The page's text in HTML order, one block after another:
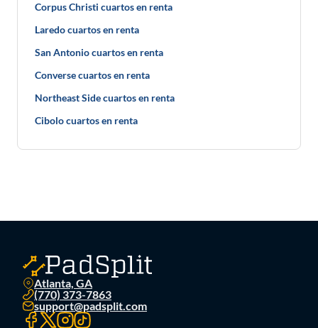
Corpus Christi cuartos en renta
Laredo cuartos en renta
San Antonio cuartos en renta
Converse cuartos en renta
Northeast Side cuartos en renta
Cibolo cuartos en renta
Atlanta, GA
(770) 373-7863
support@padsplit.com